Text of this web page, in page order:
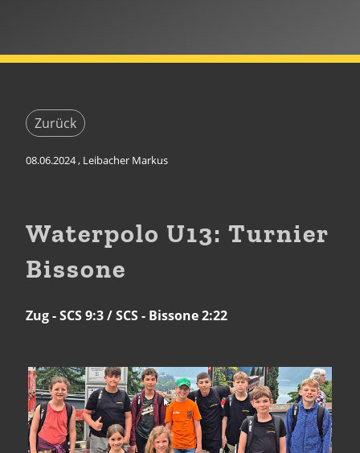
Zurück
08.06.2024, Leibacher Markus
Waterpolo U13: Turnier
Bissone
Zug - SCS 9:3 / SCS - Bissone 2:22